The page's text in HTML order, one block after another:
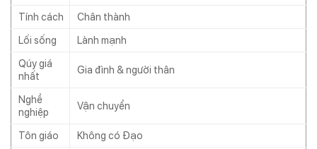
Tính cách
Chân thành
Lối sống
Lành mạnh
Qúy giá
nhất
Gia đình & người thân
Nghề
nghiệp
Vận chuyển
Tôn giáo
Không có Đạo